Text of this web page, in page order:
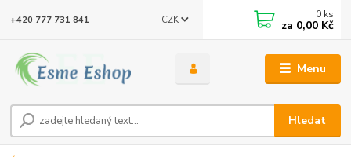
Menu
CZK
Hledat
+420 777 731 841 0 ks
za 0,00 Kč